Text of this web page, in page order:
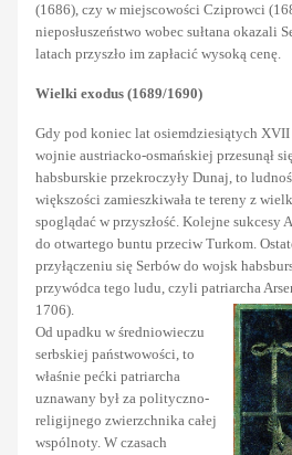
(1686), czy w miejscowości Cziprowci
nieposłuszeństwo wobec sułtana okazali
latach przyszło im zapłacić wysoką cenę.
Wielki exodus (1689/1690)
Gdy pod koniec lat osiemdziesiątych
wojnie austriacko-osmańskiej przesunął
habsburskie przekroczyły Dunaj, to
większości zamieszkiwała te tereny z
spoglądać w przyszłość. Kolejne sukcesy
do otwartego buntu przeciw Turkom.
przyłączeniu się Serbów do wojsk
przywódca tego ludu, czyli patriarcha
1706).
Od upadku w średniowieczu
serbskiej państwowości, to
właśnie pećki patriarcha
uznawany był za polityczno-
religijnego zwierzchnika całej
wspólnoty. W czasach